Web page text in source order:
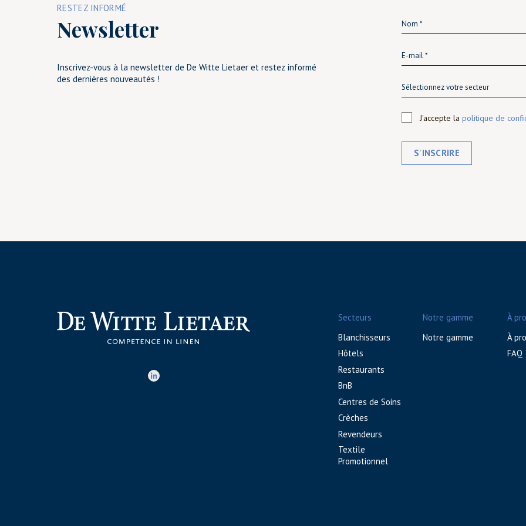
RESTEZ INFORMÉ
Newsletter
Inscrivez-vous à la newsletter de De Witte Lietaer et restez informé
des dernières nouveautés !
Sélectionnez votre secteur
J'accepte la politique de
S'INSCRIRE
Secteurs
Blanchisseurs
Hôtels
Restaurants
BnB
Centres de Soins
Crèches
Revendeurs
Textile
Promotionnel
Notre gamme
Notre gamme
À
À
FAQ